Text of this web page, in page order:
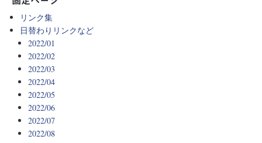
リンク集
日替わりリンクなど
2022/01
2022/02
2022/03
2022/04
2022/05
2022/06
2022/07
2022/08